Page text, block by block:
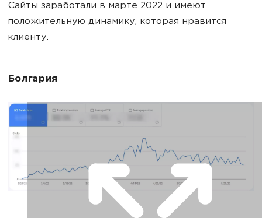
Сайты заработали в марте 2022 и имеют
положительную динамику, которая нравится
клиенту.
Болгария